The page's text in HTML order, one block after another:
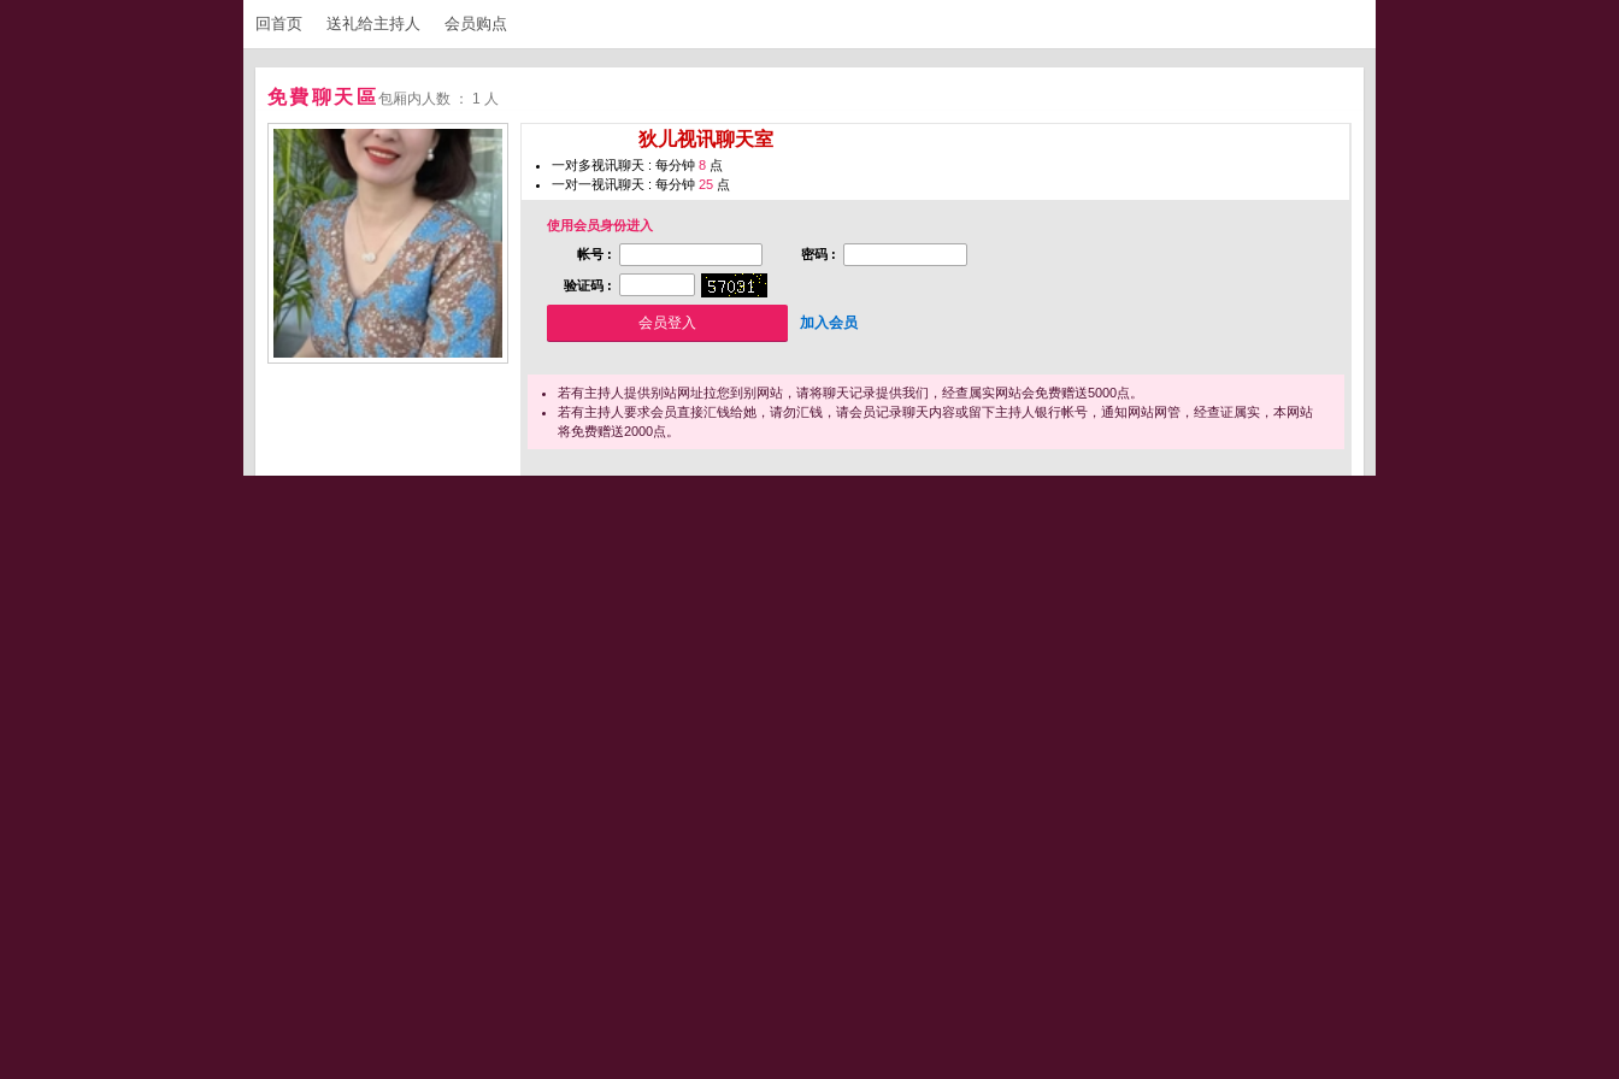
回首页 送礼给主持人 会员购点
免費聊天區包厢内人数 ： 1 人
狄儿视讯聊天室
一对多视讯聊天 : 每分钟 8 点
一对一视讯聊天 : 每分钟 25 点
使用会员身份进入
帐号 :
密码 :
验证码 :
加入会员
若有主持人提供别站网址拉您到别网站，请将聊天记录提供我们，经查属实网站会免费赠送5000点。
若有主持人要求会员直接汇钱给她，请勿汇钱，请会员记录聊天内容或留下主持人银行帐号，通知网站网管，经查证属实，本网站
将免费赠送2000点。